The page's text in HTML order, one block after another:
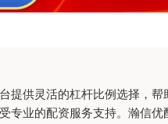
提供灵活的杠杆比例选择，
专业的配资服务支持。瀚信